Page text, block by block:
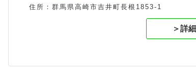
住所：群馬県高崎市吉井町長根1853-1
＞詳